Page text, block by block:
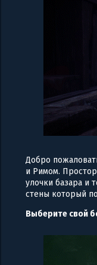
Добро
и Римом.
улочки базара и
стены который
Выберите свой